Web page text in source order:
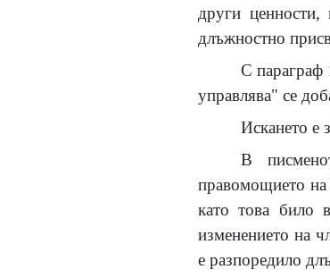
други
длъжностно
С параграф
управлява" се
Искането е
В
правомощието
като това било
изменението на
е разпоредило